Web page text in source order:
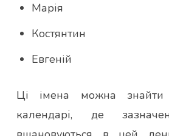
Марія
Костянтин
Евгеній
Ці імена можна
календарі, де